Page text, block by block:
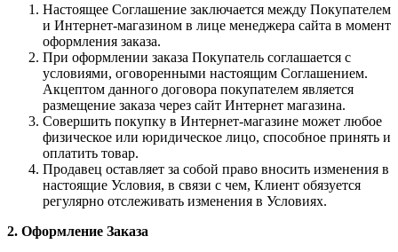
Настоящее Соглашение заключается между Покупателем
и Интернет-магазином в лице менеджера сайта в момент
оформления заказа.
При оформлении заказа Покупатель соглашается с
условиями, оговоренными настоящим Соглашением.
Акцептом данного договора покупателем является
размещение заказа через сайт Интернет магазина.
Совершить покупку в Интернет-магазине может любое
физическое или юридическое лицо, способное принять и
оплатить товар.
Продавец оставляет за собой право вносить изменения в
настоящие Условия, в связи с чем, Клиент обязуется
регулярно отслеживать изменения в Условиях.
2. Оформление Заказа